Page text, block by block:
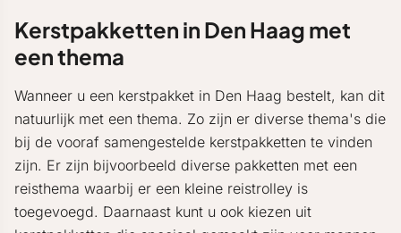
Kerstpakketten in Den Haag met
een thema
Wanneer u een kerstpakket in Den Haag bestelt, kan dit
natuurlijk met een thema. Zo zijn er diverse thema's die
bij de vooraf samengestelde kerstpakketten te vinden
zijn. Er zijn bijvoorbeeld diverse pakketten met een
reisthema waarbij er een kleine reistrolley is
toegevoegd. Daarnaast kunt u ook kiezen uit